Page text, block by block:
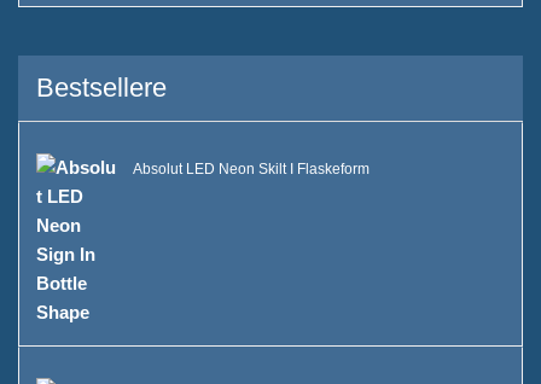
Bestsellere
Absolut LED Neon Skilt I Flaskeform